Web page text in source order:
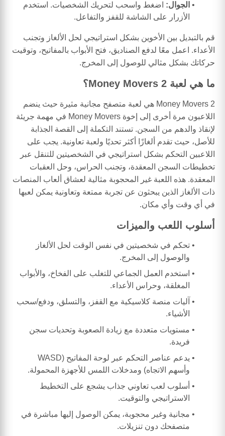
الجوال: اضغط واسحب لتحريك الشخصيات. استخدم
الأزرار على الشاشة للقفز والتفاعل.
قم بالتبديل بين الأخوين بشكل استراتيجي لحل الألغاز وتجنب
الأعداء. اعمل معًا لدفع الصناديق، فتح الأبواب بالمفاتيح، وتوقيت
حركاتك بشكل مثالي للوصول إلى المخرج.
ما هي لعبة Money Movers 2؟
Money Movers 2 هي لعبة متصفح مجانية مثيرة حيث ينضم
اللاعبون مرة أخرى إلى إخوة Money Movers في مهمة جريئة
لإنقاذ والدهم من السجن. تستند التكملة إلى القصة الجذابة
للأصل، حيث تقدم ألغازًا أكثر تحديًا ولعبة تعاونية. يجب على
اللاعبين التحكم بشكل استراتيجي في الشخصيتين للتنقل عبر
تخطيطات السجن المعقدة، وتجنب الحراس، وحل العقبات
المعقدة. هذه اللعبة غير المحجوبة مثالية لعشاق ألعاب المنصات
ذات الألغاز الذين يبحثون عن تجربة ممتعة وتعاونية يمكن لعبها
في أي وقت وأي مكان.
أسلوب اللعب والميزات
تحكم في شخصيتين في نفس الوقت لحل الألغاز
والوصول إلى المخرج.
استخدم العمل الجماعي للتغلب على الفخاخ، والأبواب
المغلقة، وحراس الأعداء.
آليات منصة كلاسيكية مع القفز، والتسلق، ودفع/سحب
الأشياء.
مستويات متعددة مع زيادة الصعوبة وتحديات سجن
فريدة.
يدعم عناصر التحكم عبر لوحة المفاتيح (WASD
وأسهم الاتجاه) ومدخلات اللمس للأجهزة المحمولة.
أسلوب لعب تعاوني جذاب يشجع على التخطيط
الاستراتيجي والتوقيت.
مجانية وغير محجوبة، يمكن الوصول إليها مباشرة في
متصفحك دون تنزيلات.